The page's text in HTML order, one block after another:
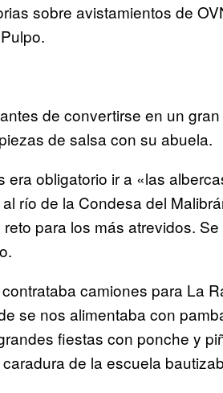
sobre avistamientos de
de convertirse en un
de salsa con su abuela.
era obligatorio ir a «las
río de la Condesa del
para los más atrevidos.
camiones para La
se nos alimentaba con
fiestas con ponche y
de la escuela